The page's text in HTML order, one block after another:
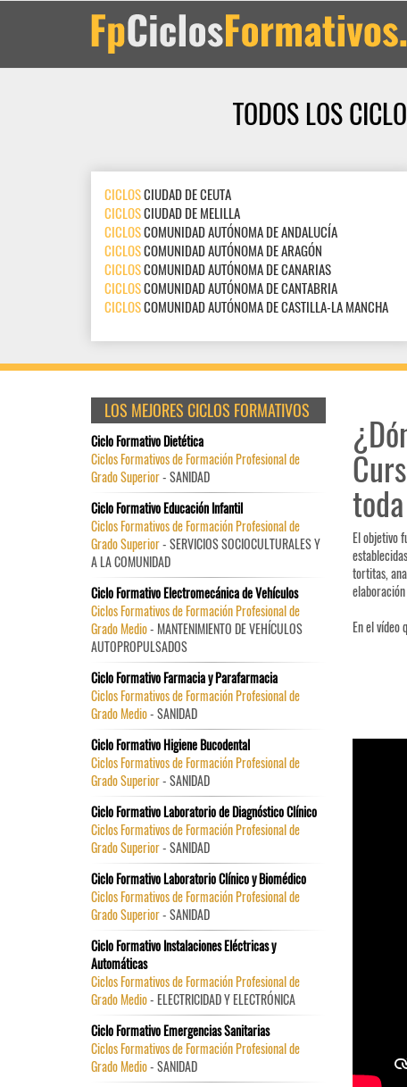
TODOS LOS
CICLOSCIUDAD DE CEUTA
CICLOSCIUDAD DE MELILLA
CICLOSCOMUNIDAD AUTÓNOMA DE ANDALUCÍA
CICLOSCOMUNIDAD AUTÓNOMA DE ARAGÓN
CICLOSCOMUNIDAD AUTÓNOMA DE CANARIAS
CICLOSCOMUNIDAD AUTÓNOMA DE CANTABRIA
CICLOSCOMUNIDAD AUTÓNOMA DE CASTILLA-LA MANCHA
El objetivo
tortitas,
En el vídeo
LOS MEJORES CICLOS FORMATIVOS
Ciclo Formativo Dietética
Ciclos Formativos de Formación Profesional de
Grado Superior- SANIDAD
Ciclo Formativo Educación Infantil
Ciclos Formativos de Formación Profesional de
Grado Superior- SERVICIOS SOCIOCULTURALES Y
A LA COMUNIDAD
Ciclo Formativo Electromecánica de Vehículos
Ciclos Formativos de Formación Profesional de
Grado Medio- MANTENIMIENTO DE VEHÍCULOS
AUTOPROPULSADOS
Ciclo Formativo Farmacia y Parafarmacia
Ciclos Formativos de Formación Profesional de
Grado Medio- SANIDAD
Ciclo Formativo Higiene Bucodental
Ciclos Formativos de Formación Profesional de
Grado Superior- SANIDAD
Ciclo Formativo Laboratorio de Diagnóstico Clínico
Ciclos Formativos de Formación Profesional de
Grado Superior- SANIDAD
Ciclo Formativo Laboratorio Clínico y Biomédico
Ciclos Formativos de Formación Profesional de
Grado Superior- SANIDAD
Ciclo Formativo Instalaciones Eléctricas y
Automáticas
Ciclos Formativos de Formación Profesional de
Grado Medio- ELECTRICIDAD Y ELECTRÓNICA
Ciclo Formativo Emergencias Sanitarias
Ciclos Formativos de Formación Profesional de
Grado Medio- SANIDAD